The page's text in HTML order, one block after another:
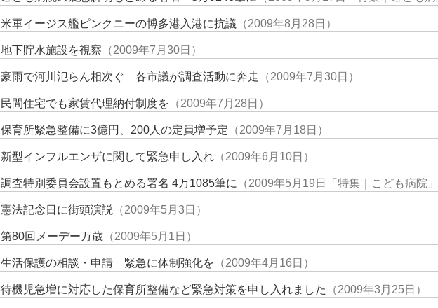
米軍イージス艦ピンクニーの博多港入港に抗議 （2009年8月28日）
地下貯水施設を視察 （2009年7月30日）
豪雨で河川氾らん相次ぐ 各市議が調査活動に奔走 （2009年7月30日）
民間住宅でも家賃代理納付制度を （2009年7月28日）
保育所緊急整備に3億円、200人の定員増予定 （2009年7月18日）
新型インフルエンザに関して緊急申し入れ（2009年6月10日）
調査特別委員会設置もとめる署名 4万1085筆に （2009年5月19日「特集｜こども病院
憲法記念日に街頭演説 （2009年5月3日）
第80回メーデー万歳（2009年5月1日）
生活保護の相談・申請 緊急に体制強化を （2009年4月16日）
待機児急増に対応した保育所整備など緊急対策を申し入れました （2009年3月25日）